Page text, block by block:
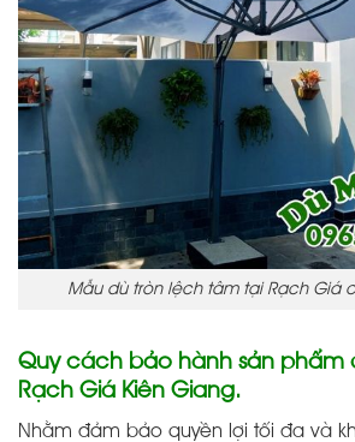
Mẫu dù tròn lệch tâm tại Rạch Giá
Quy cách bảo hành sản phẩm
Rạch Giá Kiên Giang.
Nhằm đảm bảo quyền lợi tối đa và